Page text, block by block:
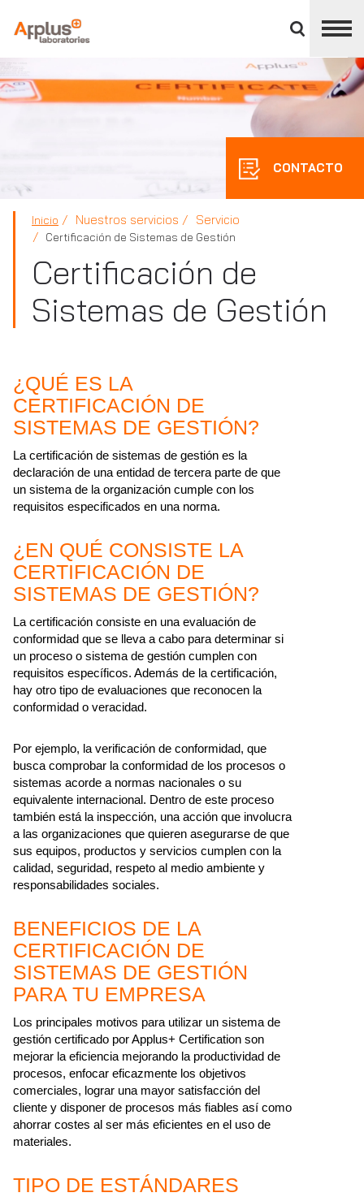
panel
APPLUS+
CONTACTO
Inicio Nuestros servicios Servicio
Certificación de Sistemas de Gestión
Certificación de
Sistemas de Gestión
¿QUÉ ES LA
CERTIFICACIÓN DE
SISTEMAS DE GESTIÓN?
La certificación de sistemas de gestión es la
declaración de una entidad de tercera parte de que
un sistema de la organización cumple con los
requisitos especificados en una norma.
¿EN QUÉ CONSISTE LA
CERTIFICACIÓN DE
SISTEMAS DE GESTIÓN?
La certificación consiste en una evaluación de
conformidad que se lleva a cabo para determinar si
un proceso o sistema de gestión cumplen con
requisitos específicos. Además de la certificación,
hay otro tipo de evaluaciones que reconocen la
conformidad o veracidad.
Por ejemplo, la verificación de conformidad, que
busca comprobar la conformidad de los procesos o
sistemas acorde a normas nacionales o su
equivalente internacional. Dentro de este proceso
también está la inspección, una acción que involucra
a las organizaciones que quieren asegurarse de que
sus equipos, productos y servicios cumplen con la
calidad, seguridad, respeto al medio ambiente y
responsabilidades sociales.
BENEFICIOS DE LA
CERTIFICACIÓN DE
SISTEMAS DE GESTIÓN
PARA TU EMPRESA
Los principales motivos para utilizar un sistema de
gestión certificado por Applus+ Certification son
mejorar la eficiencia mejorando la productividad de
procesos, enfocar eficazmente los objetivos
comerciales, lograr una mayor satisfacción del
cliente y disponer de procesos más fiables así como
ahorrar costes al ser más eficientes en el uso de
materiales.
TIPO DE ESTÁNDARES